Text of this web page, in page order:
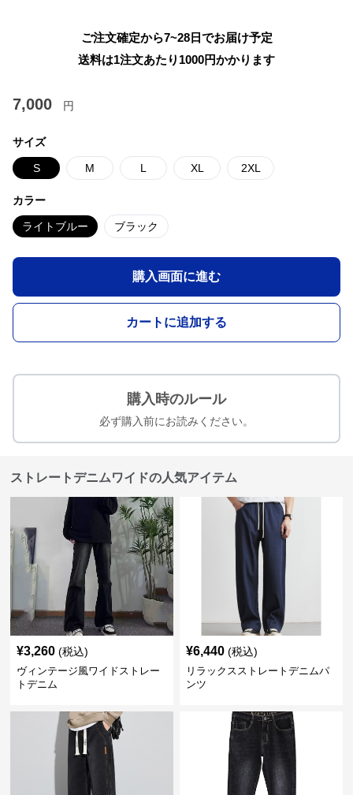
ご注文確定から7~28日でお届け予定
送料は1注文あたり 1000円かかります
7,000 円
サイズ
S M L XL 2XL
カラー
ライトブルー ブラック
購入画面に進む
カートに追加する
購入時のルール
必ず購入前にお読みください。
ストレートデニムワイドの人気アイテム
¥3,260 (税込)
ヴィンテージ風ワイドストレー
トデニム
¥6,440 (税込)
リラックスストレートデニムパ
ンツ